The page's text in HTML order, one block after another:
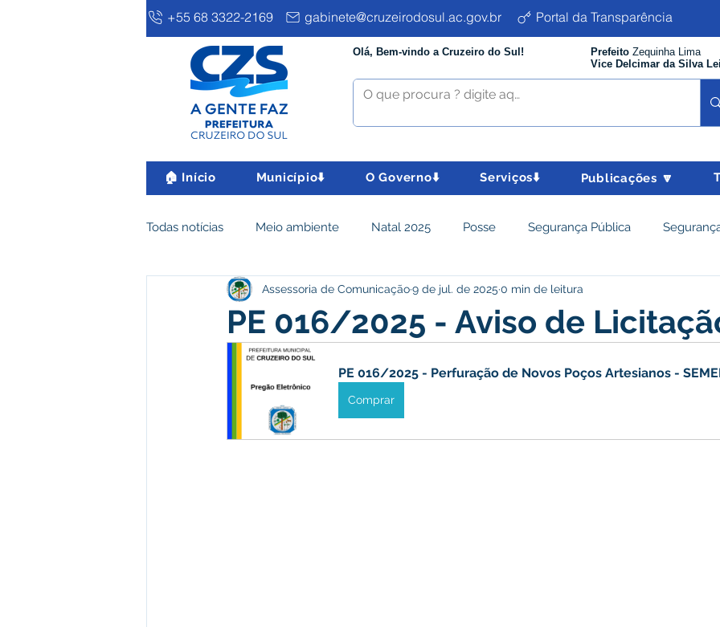
+55 68 3322-2169 gabinete@cruzeirodosul.ac.gov.br Portal da Transparência
Olá, Bem-vindo a Cruzeiro do Sul! Prefeito Zequinha Lima
Vice Delcimar da Silva
🏠 Início Município⬇️ O Governo⬇️ Serviços⬇️ Publicações 🔽
Todas notícias Meio ambiente Natal 2025 Posse Segurança Pública
Clima e Meio Ambiente Assistência Social e Cidadania Parcerias
Desenvolvimento econômico e turismo
Desenvolvimento econômico e turismo
PE 016/2025 - Aviso de
Assessoria de Comunicação9 de jul. de 2025 0 min de leitura
PE 016/2025 - Perfuração de Novos Poços Artesianos -
Comprar